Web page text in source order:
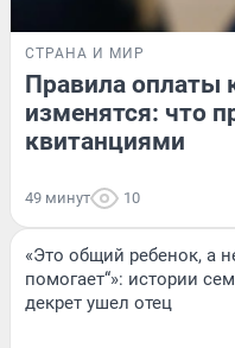
СТРАНА И МИР
Правила оплаты
изменятся: что
квитанциями
49 минут 10
«Это общий ребенок, а
помогает“»: истории
декрет ушел отец